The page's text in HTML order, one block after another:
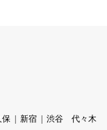
新宿
渋谷 代々木